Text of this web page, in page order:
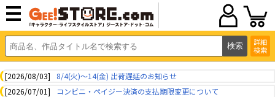
詳細
検索
[2026/08/03]
8/4(火)～14(金) 出荷遅延のお知らせ
[2026/07/01]
コンビニ・ペイジー決済の支払期限変更について